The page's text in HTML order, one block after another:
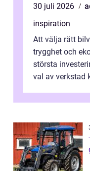
30 juli 2026
inspiration
Att välja rätt
trygghet och
största
val av verkstad